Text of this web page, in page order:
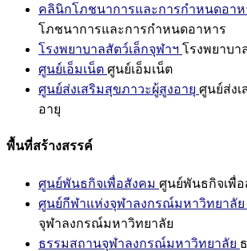
คลินิกโภชนาการและการกำหนดอาห
โภชนาการและการกำหนดอาหาร
โรงพยาบาลสัตว์เล็กจุฬาฯ โรงพยาบา
ศูนย์เอ็มเน็ต ศูนย์เอ็มเน็ต
ศูนย์ส่งเสริมสุขภาวะผู้สูงอายุ ศูนย์ส่งเ
อายุ
พื้นที่สร้างสรรค์
ศูนย์พันธกิจเพื่อสังคม ศูนย์พันธกิจเพื่อ
ศูนย์กีฬาแห่งจุฬาลงกรณ์มหาวิทยาลัย
จุฬาลงกรณ์มหาวิทยาลัย
ธรรมสถานจุฬาลงกรณ์มหาวิทยาลัย